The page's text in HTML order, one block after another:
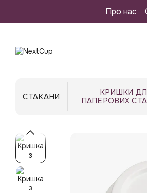
Перейти до основного контентуПро нас
СТАКАНИ
КРИШКИ
ПАПЕРОВИХ